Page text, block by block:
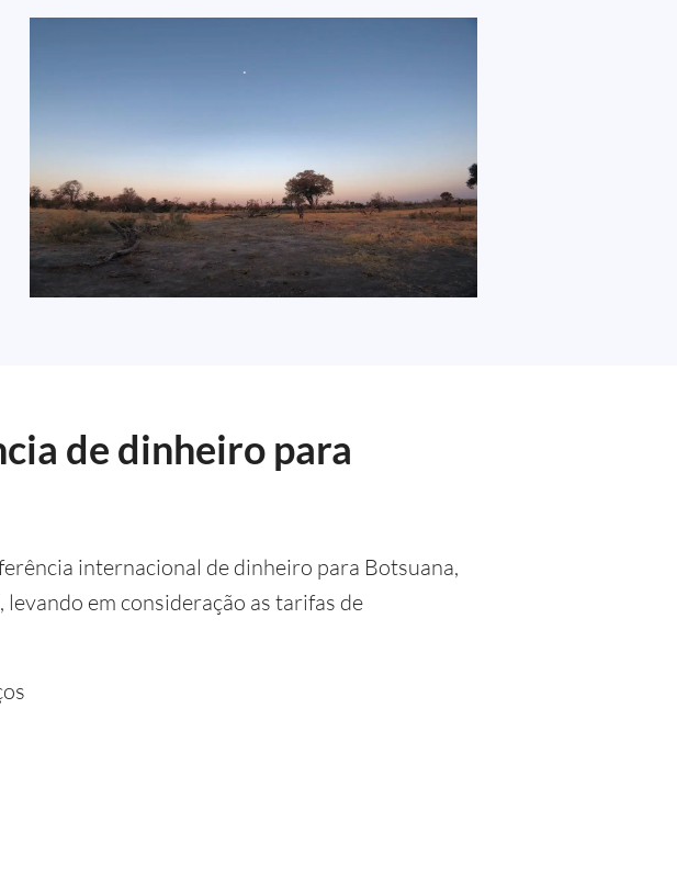
de dinheiro para
internacional de dinheiro para Botsuana,
em consideração as tarifas de